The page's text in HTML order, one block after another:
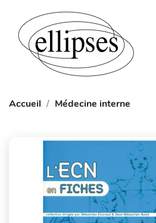
Accueil Médecine interne